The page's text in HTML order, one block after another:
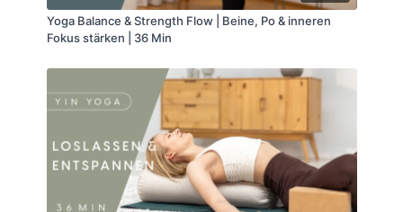
Yoga Balance & Strength Flow | Beine, Po & inneren
Fokus stärken | 36 Min